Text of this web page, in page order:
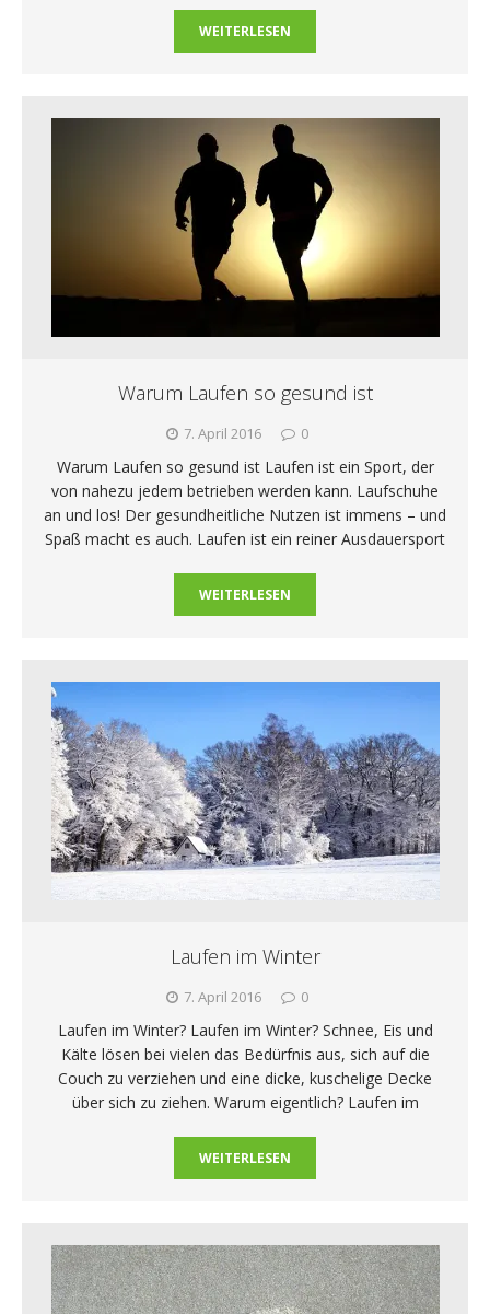
WEITERLESEN
Warum Laufen so gesund ist
7. April 2016 0
Warum Laufen so gesund ist Laufen ist ein Sport, der
von nahezu jedem betrieben werden kann. Laufschuhe
an und los! Der gesundheitliche Nutzen ist immens – und
Spaß macht es auch. Laufen ist ein reiner Ausdauersport
WEITERLESEN
Laufen im Winter
7. April 2016 0
Laufen im Winter? Laufen im Winter? Schnee, Eis und
Kälte lösen bei vielen das Bedürfnis aus, sich auf die
Couch zu verziehen und eine dicke, kuschelige Decke
über sich zu ziehen. Warum eigentlich? Laufen im
WEITERLESEN